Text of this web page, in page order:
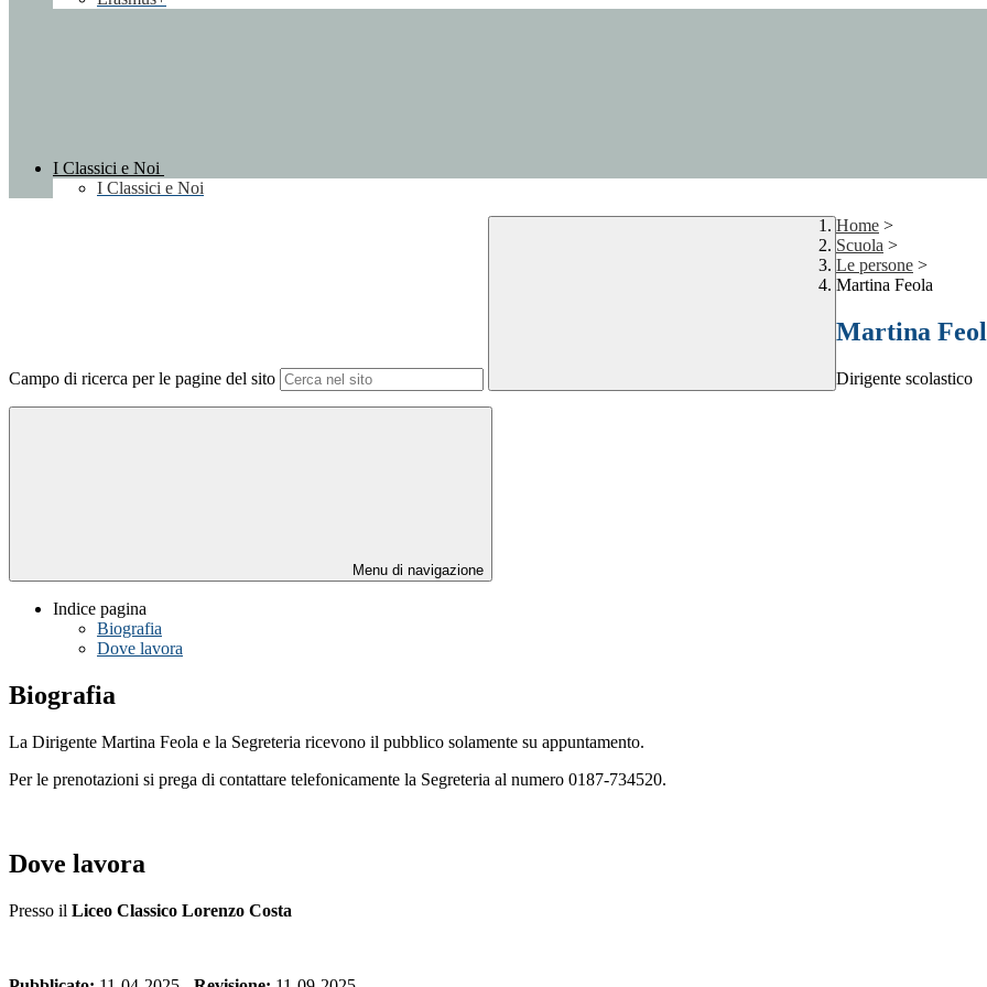
I Classici e Noi
I Classici e Noi
Campo di ricerca per le pagine del sito
Home >
Scuola >
Le persone >
Martina Feola
Martina
Dirigente scolastico
Menu di navigazione
Indice pagina
Biografia
Dove lavora
Biografia
La Dirigente Martina Feola e la Segreteria ricevono il pubblico solamente su appuntamento.
Per le prenotazioni si prega di contattare telefonicamente la Segreteria al numero 0187-734520.
Dove lavora
Presso il Liceo Classico Lorenzo Costa